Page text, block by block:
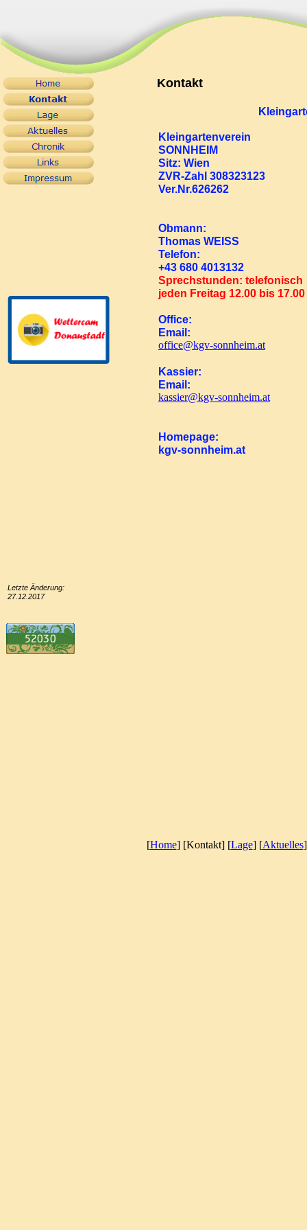
Letzte Änderung:
27.12.2017
Kontakt
Kleingartenverein
SONNHEIM
Sitz: Wien
ZVR-Zahl 308323123
Ver.Nr.626262
Obmann:
Thomas WEISS
Telefon:
+43 680 4013132
Sprechstunden: telefonisch
jeden Freitag 12.00 bis 17.00
Office:
Email:
office@kgv-sonnheim.at
Kassier:
Email:
kassier@kgv-sonnheim.at
Homepage:
kgv-sonnheim.at
[Home] [Kontakt] [Lage] [Aktuelles